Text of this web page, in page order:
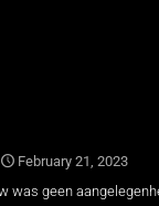
February 21, 2023
was geen